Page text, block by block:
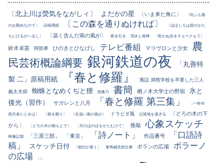
〔北上川は熒気をながしィ〕 よだかの星 〔いま来た角に〕 〔向ふも春
のお勤めなので〕 詩稿用紙 〔この森を通りぬければ〕 〔ほほじろは鼓のかた
ちにひるがへるし〕 〔温く含んだ南の風が〕 夜水引き 渇水と座禅 〔乾かぬ赤きチョークもて〕
鈴木卓苗 阿部孝 ひのきとひなげし テレビ番組 マリヴロンと少女
農
民芸術概論綱要 銀河鉄道の夜
「丸善特
製 二」原稿用紙
『春と修羅』 寓話 洞熊学校を卒業した三人
義太夫節 蜘蛛となめくぢと狸 想像力 書簡 楢ノ木大学士の野宿
氷と
後光（習作）
サガレンと八月 「春と修羅 第三集」 〔一昨年
四月来たときは〕 〔根を截り〕 〔生温い南の風が〕 ドラビダ風 丘陵地を過ぎる
〔どろの木の下
から〕
〔どろの木の根もとで〕 〔月のほのほをかたむけて〕 推敲 心象スケッチ
映像記憶 「三原三部」 「東京」 「詩ノート」 作品番号
「口語詩
稿」
スケッチ日付 〔朝日が青く〕 軍馬補充部主事 ポランの広場
ポラーノ
の広場